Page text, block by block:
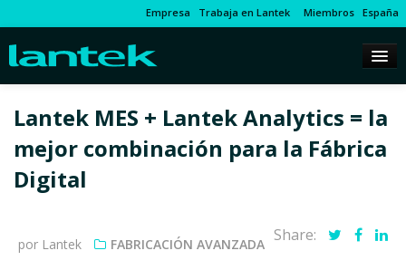
Empresa Trabaja en Lantek Miembros España
Lantek MES + Lantek Analytics = la
mejor combinación para la Fábrica
Digital
por Lantek FABRICACIÓN AVANZADA Share: